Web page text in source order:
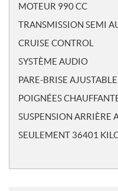
MOTEUR 990 CC
TRANSMISSION SEMI
CRUISE CONTROL
SYSTÈME AUDIO
PARE-BRISE AJUSTABLE
POIGNÉES
SUSPENSION ARRIÈRE
SEULEMENT 36401